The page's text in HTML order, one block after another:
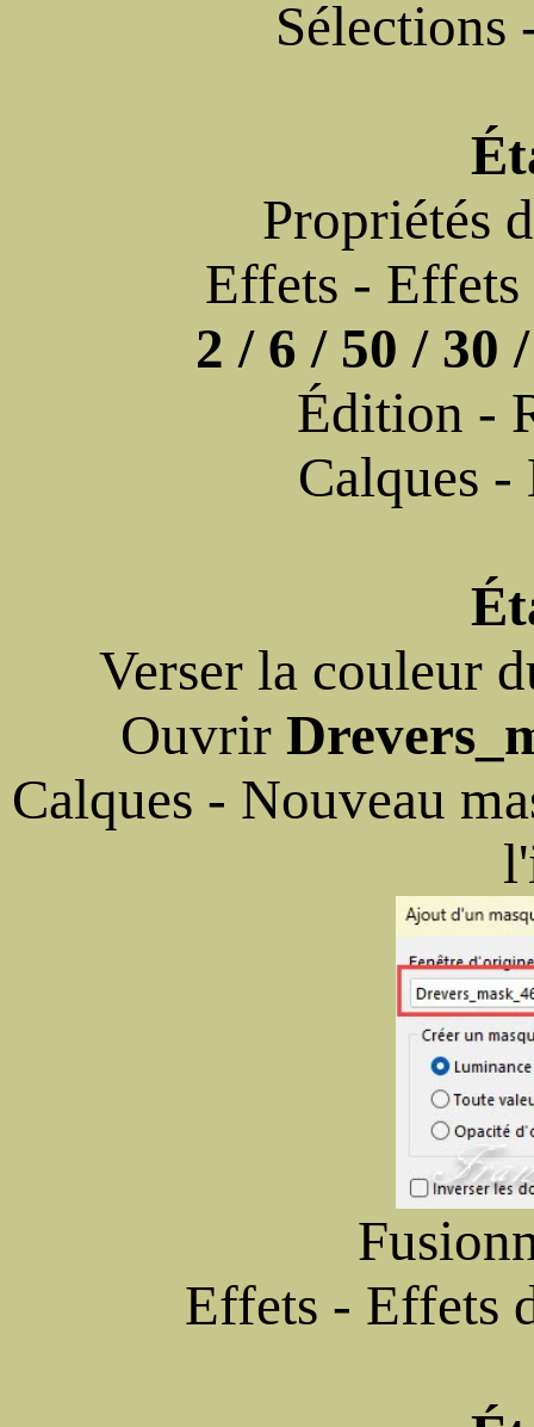
Sélections
Propriétés
Effets -
2 / 6 / 50 / 30 /
Édition -
Calques -
Verser la couleur
Ouvrir
Calques - Nouveau
Effets - Effets